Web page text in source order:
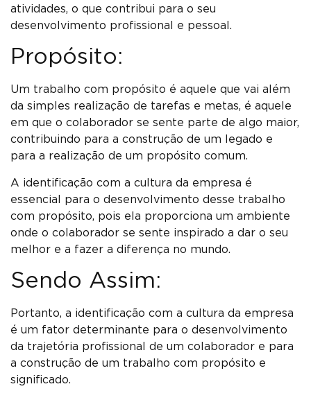
atividades, o que contribui para o seu
desenvolvimento profissional e pessoal.
Propósito:
Um trabalho com propósito é aquele que vai além
da simples realização de tarefas e metas, é aquele
em que o colaborador se sente parte de algo maior,
contribuindo para a construção de um legado e
para a realização de um propósito comum.
A identificação com a cultura da empresa é
essencial para o desenvolvimento desse trabalho
com propósito, pois ela proporciona um ambiente
onde o colaborador se sente inspirado a dar o seu
melhor e a fazer a diferença no mundo.
Sendo Assim:
Portanto, a identificação com a cultura da empresa
é um fator determinante para o desenvolvimento
da trajetória profissional de um colaborador e para
a construção de um trabalho com propósito e
significado.